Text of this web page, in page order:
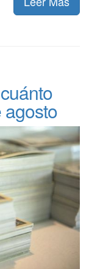
agosto